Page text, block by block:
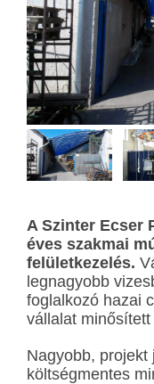
A Szinter Ecser
éves szakmai
felületkezelés.
legnagyobb
foglalkozó hazai
vállalat
Nagyobb, projekt
költségmentes